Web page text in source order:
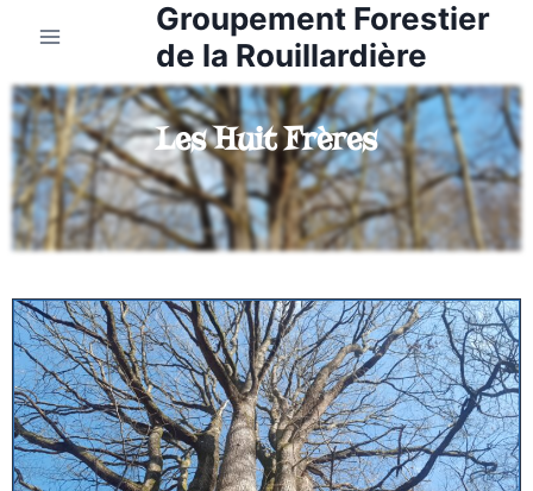
Groupement Forestier
de la Rouillardière
Les Huit Frères